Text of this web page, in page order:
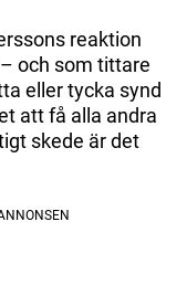
reaktion
och som tittare
eller tycka synd
att få alla andra
skede är det